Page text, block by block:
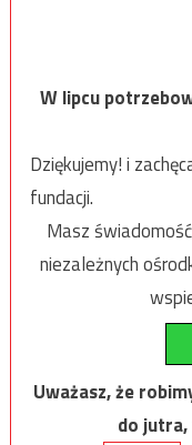
W lipcu
Dziękujemy! i
fundacji.
Masz
niezależnych
Uważasz, że
do jutra,